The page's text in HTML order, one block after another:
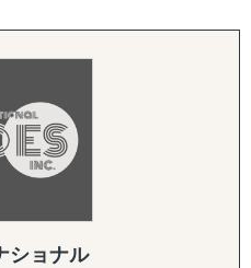
ショナル